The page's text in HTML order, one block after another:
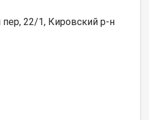
22/1, Кировский р-н